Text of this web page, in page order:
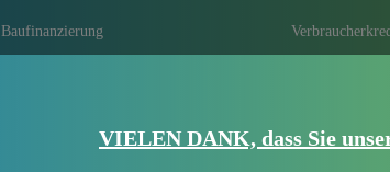
Baufinanzierung
Finanziell flexibel
VIELEN DANK, dass Sie